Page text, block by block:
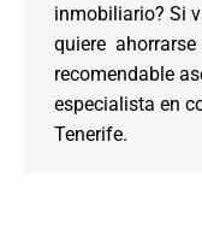
inmobiliario? Si
quiere ahorrarse
recomendable
especialista en
Tenerife.